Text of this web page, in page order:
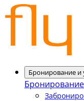
Бронирование и
Бронирование